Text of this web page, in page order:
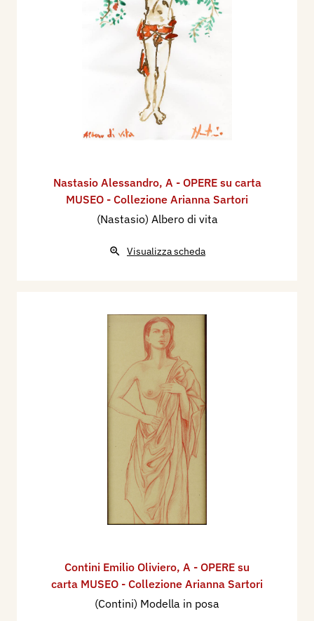
Nastasio Alessandro, A - OPERE su carta
MUSEO - Collezione Arianna Sartori
(Nastasio) Albero di vita
Visualizza scheda
Contini Emilio Oliviero, A - OPERE su
carta MUSEO - Collezione Arianna Sartori
(Contini) Modella in posa